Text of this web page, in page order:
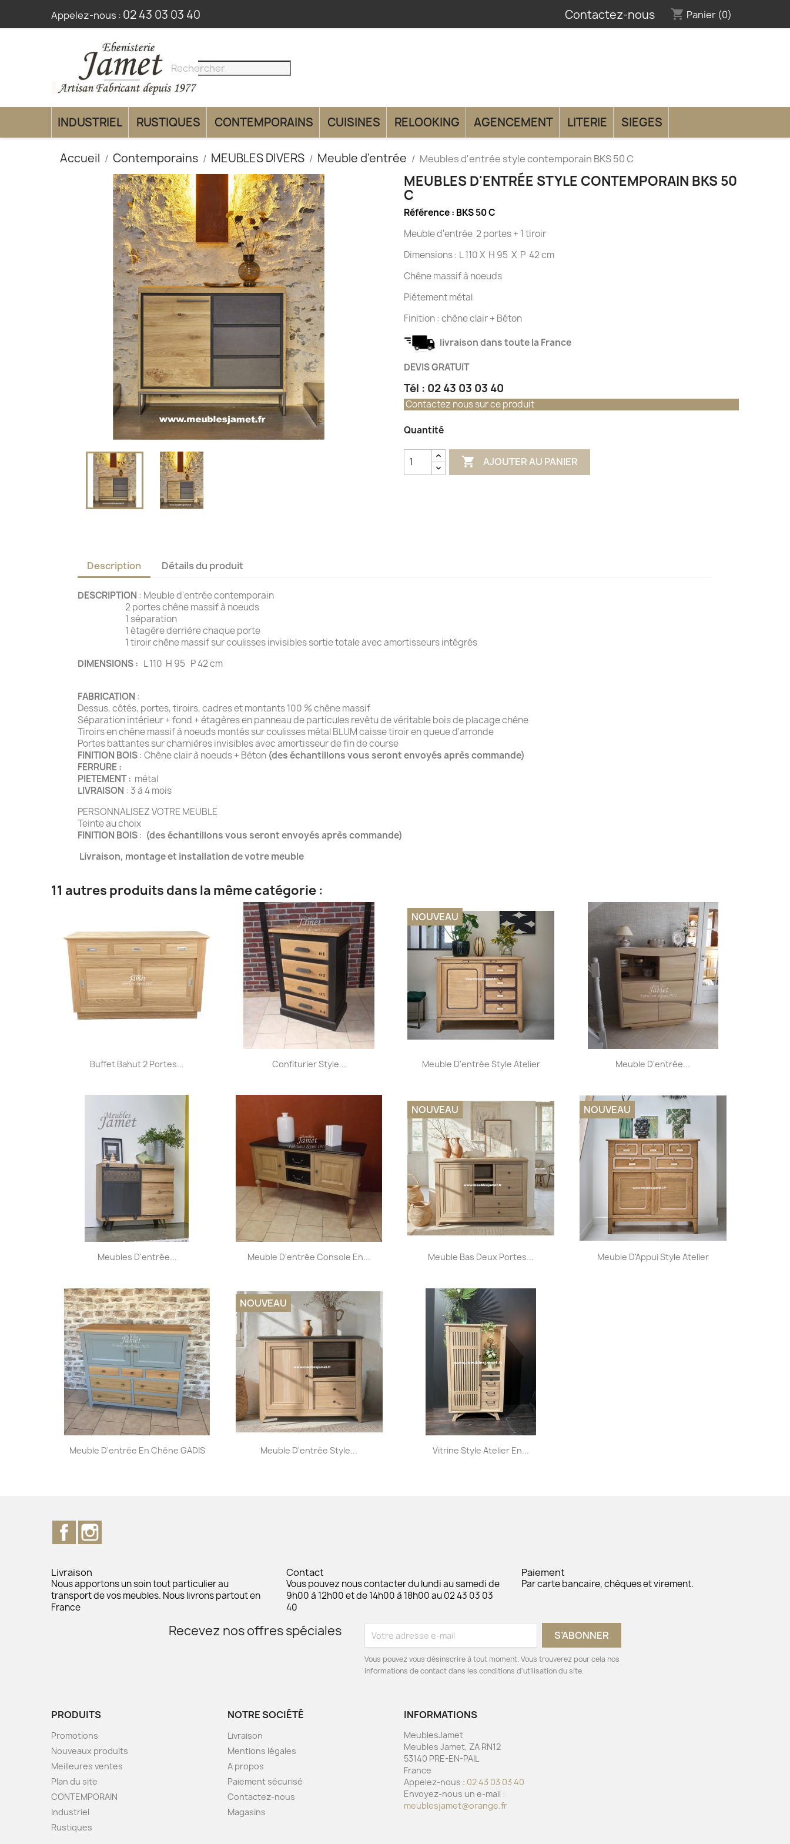
Appelez-nous : 02 43 03 03 40 Contactez-nous shopping_cart Panier (0)
clear
INDUSTRIEL RUSTIQUES CONTEMPORAINS CUISINES RELOOKING AGENCEMENT LITERIE SIEGES
Accueil Contemporains MEUBLES DIVERS Meuble d'entrée Meubles d'entrée style contemporain BKS 50 C
MEUBLES D'ENTRÉE STYLE CONTEMPORAIN BKS 50
C
Référence : BKS 50 C
Meuble d'entrée 2 portes + 1 tiroir
Dimensions : L 110 X H 95 X P 42 cm
Chêne massif à noeuds
Piétement métal
Finition : chêne clair + Béton
livraison dans toute la France
DEVIS GRATUIT
Tél : 02 43 03 03 40
Contactez nous sur ce produit
Quantité
 AJOUTER AU PANIER
Description Détails du produit
DESCRIPTION : Meuble d'entrée contemporain
2 portes chêne massif à noeuds
1 séparation
1 étagère derrière chaque porte
1 tiroir chêne massif sur coulisses invisibles sortie totale avec amortisseurs intégrés
DIMENSIONS : L 110 H 95 P 42 cm
FABRICATION :
Dessus, côtés, portes, tiroirs, cadres et montants 100 % chêne massif
Séparation intérieur + fond + étagères en panneau de particules revêtu de véritable bois de placage chêne
Tiroirs en chêne massif à noeuds montés sur coulisses métal BLUM caisse tiroir en queue d'arronde
Portes battantes sur charnières invisibles avec amortisseur de fin de course
FINITION BOIS: Chêne clair à noeuds + Béton (des échantillons vous seront envoyés après commande)
FERRURE :
PIETEMENT : métal
LIVRAISON : 3 à 4 mois
PERSONNALISEZ VOTRE MEUBLE
Teinte au choix
FINITION BOIS: (des échantillons vous seront envoyés après commande)
Livraison, montage et installation de votre meuble
11 autres produits dans la même catégorie :
Aperçu rapide
Buffet Bahut 2 Portes... Aperçu rapide
Confiturier Style... Aperçu rapide
Meuble D'entrée Style Atelier
NOUVEAU
Aperçu rapide
Meuble D'entrée...
Aperçu rapide
Meubles D'entrée... Aperçu rapide
Meuble D'entrée Console En... Aperçu rapide
Meuble Bas Deux Portes...
NOUVEAU
 Aperçu rapide
Meuble D'Appui Style Atelier
NOUVEAU
Aperçu rapide
Meuble D'entrée En Chêne GADIS Aperçu rapide
Meuble D'entrée Style...
NOUVEAU
Aperçu rapide
Vitrine Style Atelier En...
Facebook
Livraison
Nous apportons un soin tout particulier au
transport de vos meubles. Nous livrons partout en
France
Contact
Vous pouvez nous contacter du lundi au samedi de
9h00 à 12h00 et de 14h00 à 18h00 au 02 43 03 03
40
Paiement
Par carte bancaire, chèques et virement.
Recevez nos offres spéciales
Vous pouvez vous désinscrire à tout moment. Vous trouverez pour cela nos
informations de contact dans les conditions d'utilisation du site.
PRODUITS
Promotions
Nouveaux produits
Meilleures ventes
Plan du site
CONTEMPORAIN
Industriel
Rustiques
NOTRE SOCIÉTÉ
Livraison
Mentions légales
A propos
Paiement sécurisé
Contactez-nous
Magasins
INFORMATIONS
MeublesJamet
Meubles Jamet, ZA RN12
53140 PRE-EN-PAIL
France
Appelez-nous : 02 43 03 03 40
Envoyez-nous un e-mail :
meublesjamet@orange.fr